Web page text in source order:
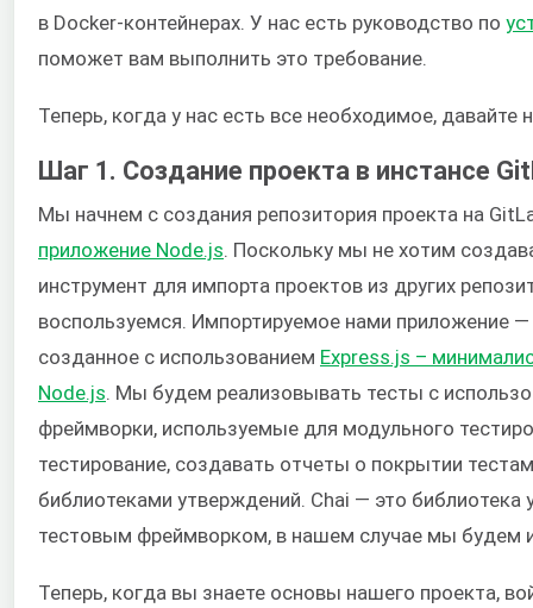
в Docker-контейнерах. У нас есть руководство по
поможет вам выполнить это требование.
Теперь, когда у нас есть все необходимое, давайте
Шаг 1. Создание проекта в инстансе
Мы начнем с создания репозитория проекта на
приложение Node.js . Поскольку мы не хотим
инструмент для импорта проектов из других
воспользуемся. Импортируемое нами приложение —
созданное с использованием Express.js –
Node.js . Мы будем реализовывать тесты с
фреймворки, используемые для модульного
тестирование, создавать отчеты о покрытии
библиотеками утверждений. Chai — это
тестовым фреймворком, в нашем случае мы будем
Теперь, когда вы знаете основы нашего проекта,